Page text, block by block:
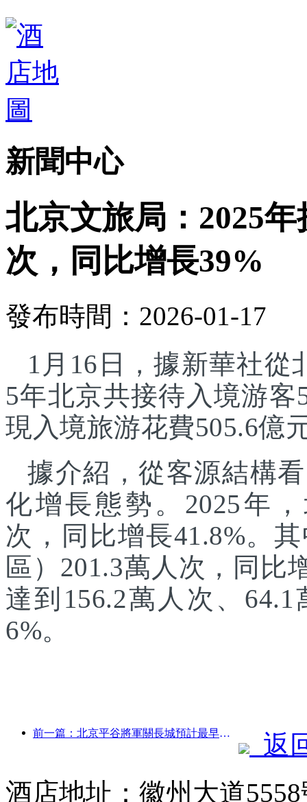
新聞中心
北京文旅局：2025
次，同比增長39%
發布時間：2026-01-17
1月16日，據新華社從
5年北京共接待入境游客
現入境旅游花費505.6億
據介紹，從客源結構
化增長態勢。2025年
次，同比增長41.8%。
區）201.3萬人次，同比
達到156.2萬人次、
6%。
前一篇：北京平谷將軍關長城預計最早于2026年底開門迎客
返
酒店地址：徽州大道